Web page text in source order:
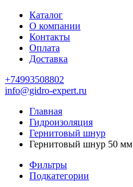
Каталог
О компании
Контакты
Оплата
Доставка
+74993508802
info@gidro-expert.ru
Главная
Гидроизоляция
Гернитовый шнур
Гернитовый шнур 50 мм
Фильтры
Подкатегории